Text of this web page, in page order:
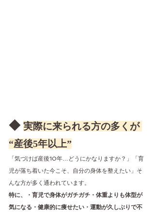
◆ 実際に来られる方の多くが
“産後5年以上”
「気づけば産後10年…どうにかなりますか？」「育
児が落ち着いた今こそ、自分の身体を整えたい」そ
んな方が多く通われています。
特に、・育児で身体がガチガチ・体重よりも体型が
気になる・健康的に痩せたい・運動が久しぶりで不